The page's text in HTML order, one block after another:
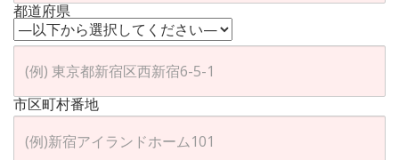
都道府県
市区町村番地